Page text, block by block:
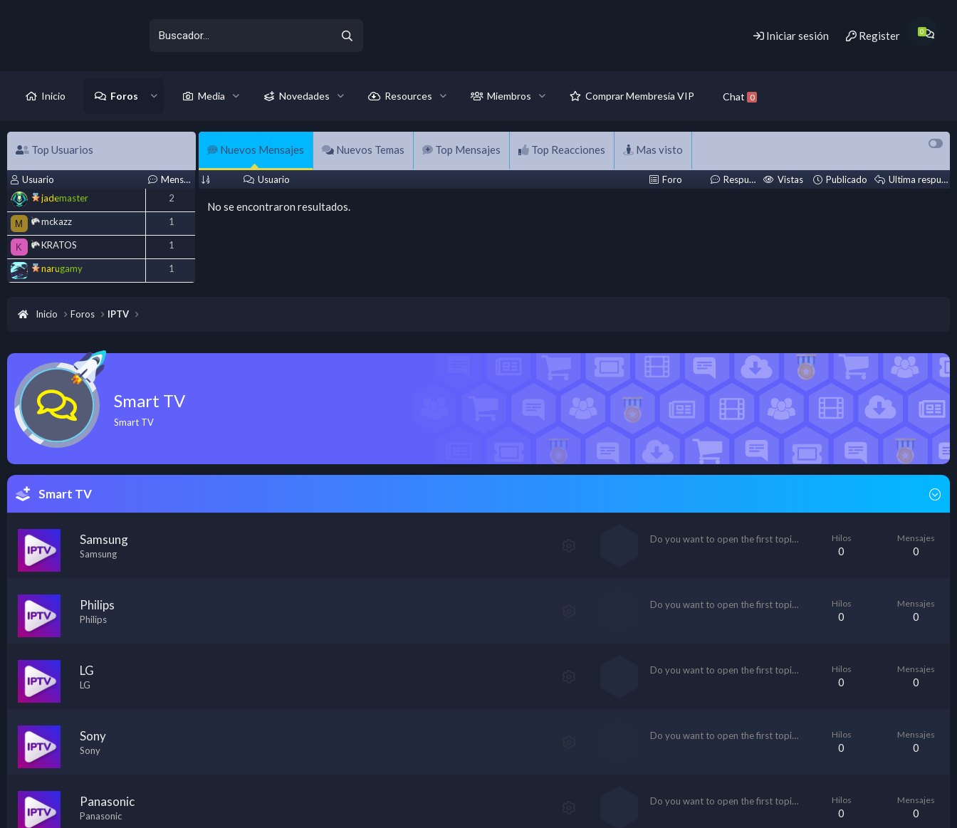
Iniciar sesión Register
Inicio Foros Media Novedades Resources Miembros Comprar Membresía VIP Chat 0
Top Usuarios
Usuario
Mensajes
jademaster
2
M mckazz 1
K KRATOS 1
narugamy 1
Nuevos Mensajes Nuevos Temas Top Mensajes Top Reacciones Mas visto
Usuario Foro Respuestas Vistas Publicado Ultima respuesta
No se encontraron resultados.
Inicio Foros IPTV
Smart TV
Smart TV
Smart TV
Samsung
Samsung
Hilos
0
Mensajes
0
Do you want to open the first topic?
Philips
Philips
Hilos
0
Mensajes
0
Do you want to open the first topic?
LG
LG
Hilos
0
Mensajes
0
Do you want to open the first topic?
Sony
Sony
Hilos
0
Mensajes
0
Do you want to open the first topic?
Panasonic
Panasonic
Hilos
0
Mensajes
0
Do you want to open the first topic?